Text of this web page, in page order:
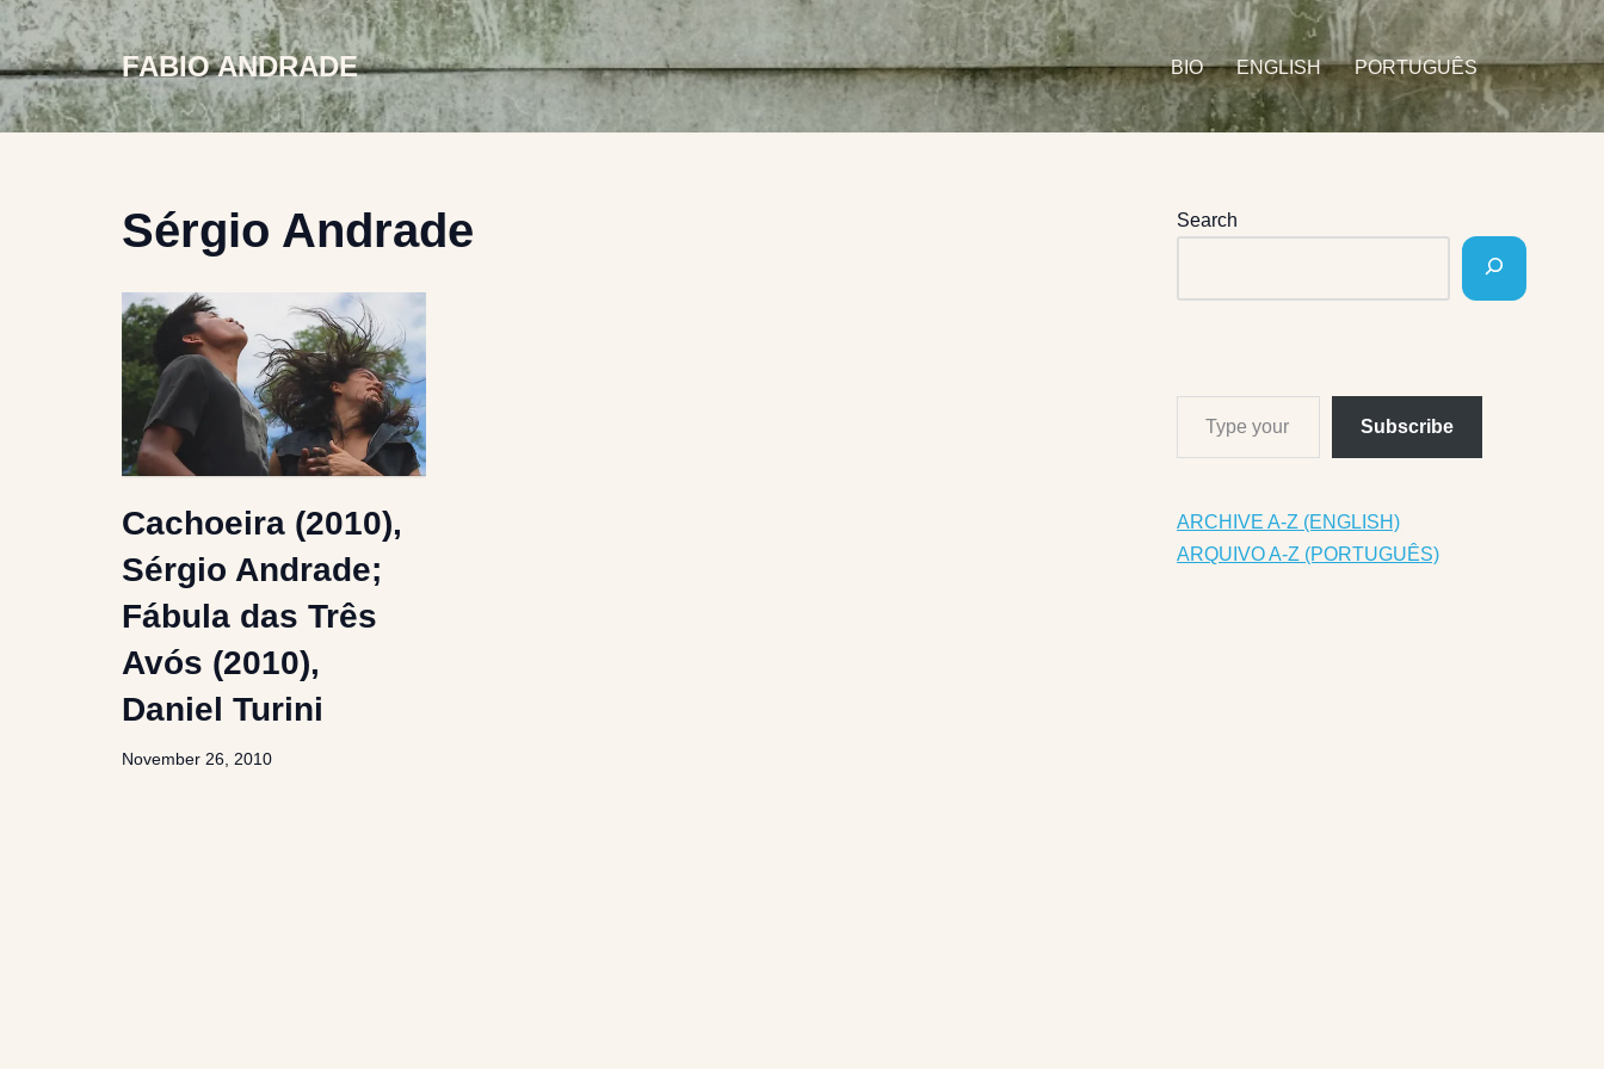
Skip
to
content
FABIO ANDRADE BIO ENGLISH PORTUGUÊS
Sérgio Andrade
Cachoeira (2010),
Sérgio Andrade;
Fábula das Três
Avós (2010),
Daniel Turini
November 26, 2010
Search
Subscribe
ARCHIVE A-Z (ENGLISH)
ARQUIVO A-Z (PORTUGUÊS)